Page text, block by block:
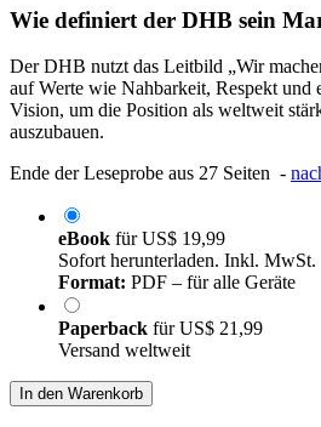
Wie definiert der DHB sein
Der DHB nutzt das Leitbild „Wir
auf Werte wie Nahbarkeit, Respekt und
Vision, um die Position als weltweit
auszubauen.
Ende der Leseprobe aus 27 Seiten -
eBook fürUS$ 19,99
Sofort herunterladen. Inkl. MwSt.
Format: PDF – für alle Geräte
Paperback fürUS$ 21,99
Versand weltweit
In den Warenkorb